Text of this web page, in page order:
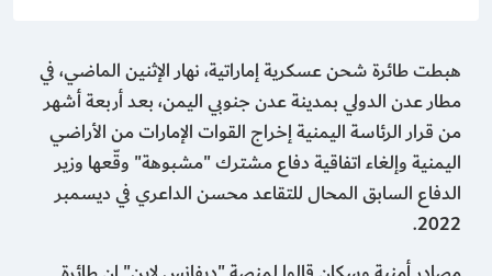
هبطت طائرة شحن عسكرية إماراتية، نهار الإثنين الماضي، في
مطار عدن الدولي بمدينة عدن جنوبي اليمن، بعد أربعة أشهر
من قرار الرئاسة اليمنية إخراج القوات الإمارات من الأراضي
اليمنية وإلغاء اتفاقية دفاع مشترك "مشبوهة" وقّعها وزير
الدفاع السابق المحال للتقاعد محسن الداعري في ديسمبر
2022.